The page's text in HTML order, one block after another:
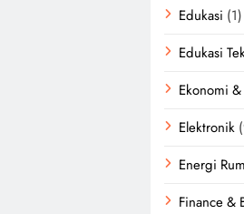
Edukasi (1)
Edukasi
Ekonomi
Elektronik
Energi
Finance &